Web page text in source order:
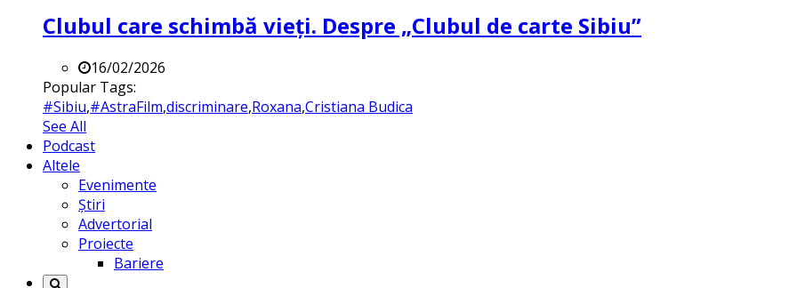
Clubul care schimbă vieți. Despre „Clubul de carte Sibiu”
16/02/2026
Popular Tags:
#Sibiu,#AstraFilm,discriminare,Roxana,Cristiana Budica
See All
Podcast
Altele
Evenimente
Știri
Advertorial
Proiecte
Bariere